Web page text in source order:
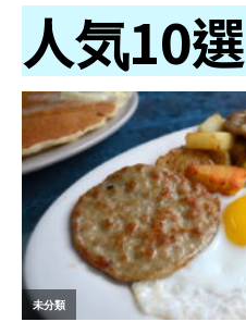
人気10選